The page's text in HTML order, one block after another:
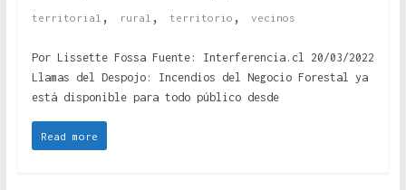
territorial , rural , territorio , vecinos
Por Lissette Fossa Fuente: Interferencia.cl 20/03/2022
Llamas del Despojo: Incendios del Negocio Forestal ya
está disponible para todo público desde
Read more